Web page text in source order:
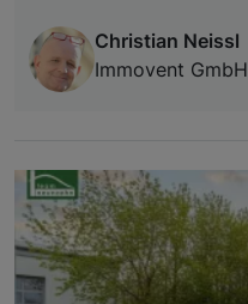
Christian Neissl
Immovent GmbH